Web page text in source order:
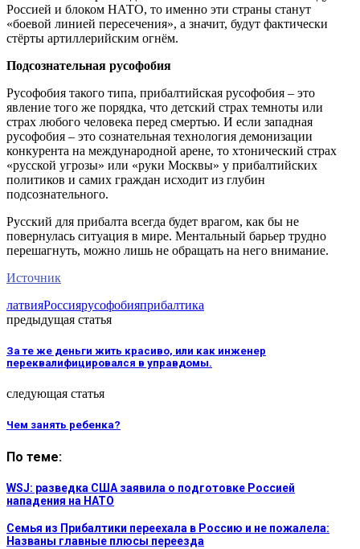
Россией и блоком НАТО, то именно эти страны станут
«боевой линией пересечения», а значит, будут фактически
стёрты артиллерийским огнём.
Подсознательная русофобия
Русофобия такого типа, прибалтийская русофобия – это
явление того же порядка, что детский страх темноты или
страх любого человека перед смертью. И если западная
русофобия – это сознательная технология демонизации
конкурента на международной арене, то хтонический страх
«русской угрозы» или «руки Москвы» у прибалтийских
политиков и самих граждан исходит из глубин
подсознательного.
Русский для прибалта всегда будет врагом, как бы не
повернулась ситуация в мире. Ментальный барьер трудно
перешагнуть, можно лишь не обращать на него внимание.
Источник
латвияРоссиярусофобияприбалтика
предыдущая статья
За те же деньги жить красиво, или как инженер
переквалифицировался в управдомы.
следующая статья
Чем занять ребенка?
По теме:
WSJ: разведка США заявила о подготовке Россией
нападения на НАТО
Семья из Прибалтики переехала в Россию и не пожалела:
Названы главные плюсы переезда